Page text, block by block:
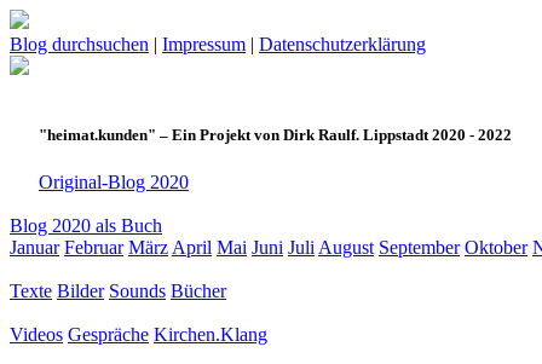
Blog durchsuchen | Impressum | Datenschutzerklärung
"heimat.kunden" – Ein Projekt von Dirk Raulf. Lippstadt 2020 - 2022
Original-Blog 2020
Blog 2020 als Buch
Januar Februar März April Mai Juni Juli August September Oktober
Texte Bilder Sounds Bücher
Videos Gespräche Kirchen.Klang